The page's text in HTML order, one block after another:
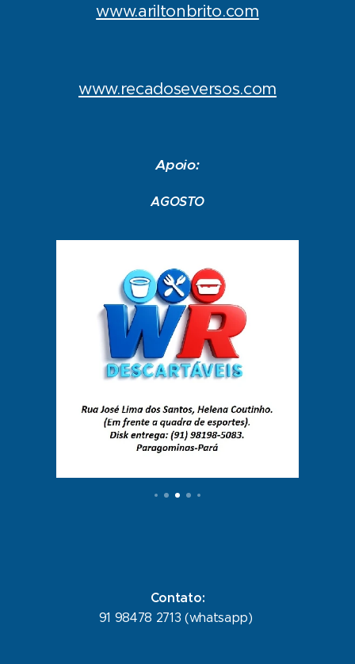
www.ariltonbrito.com
www.recadoseversos.com
Apoio:
AGOSTO
Contato:
91 98478 2713 (whatsapp)